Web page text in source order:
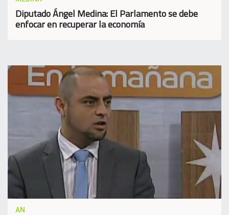
Diputado Ángel Medina: El Parlamento se debe
enfocar en recuperar la economía
AN